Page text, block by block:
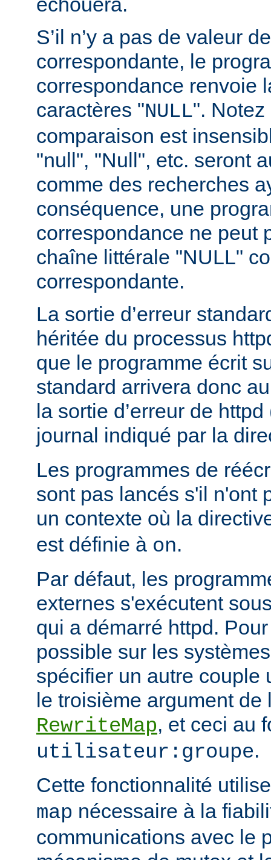
S’il n’y a pas de valeur
correspondante, le
correspondance renvoie
caractères "NULL". Notez
comparaison est
"null", "Null", etc. seront
comme des recherches
conséquence, une
correspondance ne peut
chaîne littérale "NULL"
correspondante.
La sortie d’erreur
héritée du processus
que le programme écrit
standard arrivera donc
la sortie d’erreur de
journal indiqué par la
Les programmes de
sont pas lancés s'il n'ont
un contexte où la
est définie à on.
Par défaut, les
externes s'exécutent
qui a démarré httpd.
possible sur les
spécifier un autre couple
le troisième argument de
RewriteMap, et ceci au
utilisateur:groupe.
Cette fonctionnalité
map nécessaire à la
communications avec le